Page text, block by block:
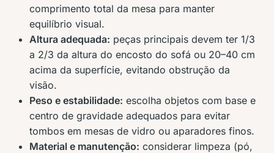
comprimento total da mesa para manter
equilíbrio visual.
Altura adequada: peças principais devem ter 1/3
a 2/3 da altura do encosto do sofá ou 20–40 cm
acima da superfície, evitando obstrução da
visão.
Peso e estabilidade: escolha objetos com base e
centro de gravidade adequados para evitar
tombos em mesas de vidro ou aparadores finos.
Material e manutenção: considerar limpeza (pó,